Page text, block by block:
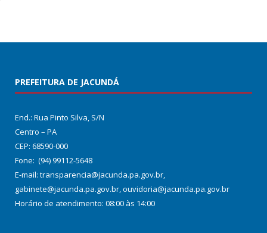
PREFEITURA DE JACUNDÁ
End.: Rua Pinto Silva, S/N
Centro – PA
CEP: 68590-000
Fone: (94) 99112-5648
E-mail: transparencia@jacunda.pa.gov.br,
gabinete@jacunda.pa.gov.br, ouvidoria@jacunda.pa.gov.br
Horário de atendimento: 08:00 às 14:00